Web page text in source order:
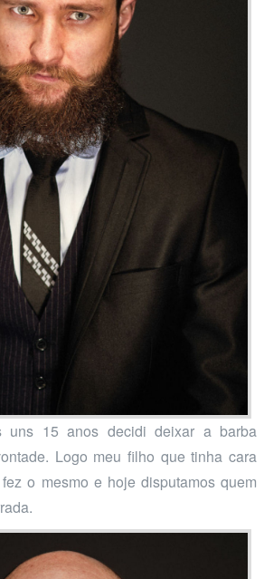
uns 15 anos decidi deixar a barba
Logo meu filho que tinha cara
o mesmo e hoje disputamos quem